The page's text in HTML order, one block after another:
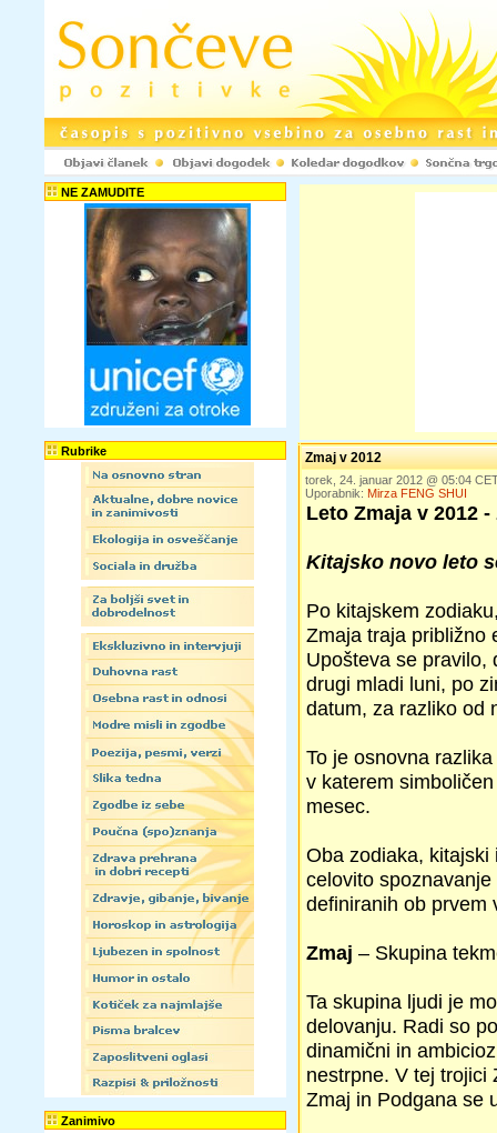
NE ZAMUDITE
Rubrike
Zanimivo
Zmaj v 2012
torek, 24. januar 2012 @ 05:04
Uporabnik: Mirza FENG SHUI
Leto Zmaja v 2012
Kitajsko novo leto
Po kitajskem
Zmaja traja približno
Upošteva se pravilo,
drugi mladi luni, po
datum, za razliko od
To je osnovna
v katerem
mesec.
Oba zodiaka,
celovito
definiranih ob prvem
Zmaj – Skupina
Ta skupina ljudi je
delovanju. Radi so
dinamični in
nestrpne. V tej trojici
Zmaj in Podgana se